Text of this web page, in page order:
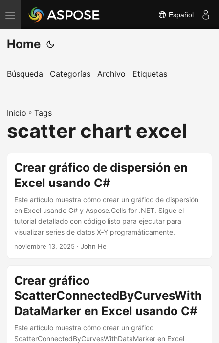
A
l
t
r
r
n
a
Español
Home
Búsqueda Categorías Archivo Etiquetas
Inicio » Tags
scatter chart excel
Crear gráfico de dispersión en
Excel usando C#
Este artículo muestra cómo crear un gráfico de dispersión
en Excel usando C# y Aspose.Cells for .NET. Sigue el
tutorial detallado con código listo para ejecutar para
visualizar series de datos X‑Y programáticamente.
noviembre 13, 2025 · John He
Crear gráfico
ScatterConnectedByCurvesWith
DataMarker en Excel usando C#
Este artículo muestra cómo crear un gráfico
ScatterConnectedByCurvesWithDataMarker en Excel